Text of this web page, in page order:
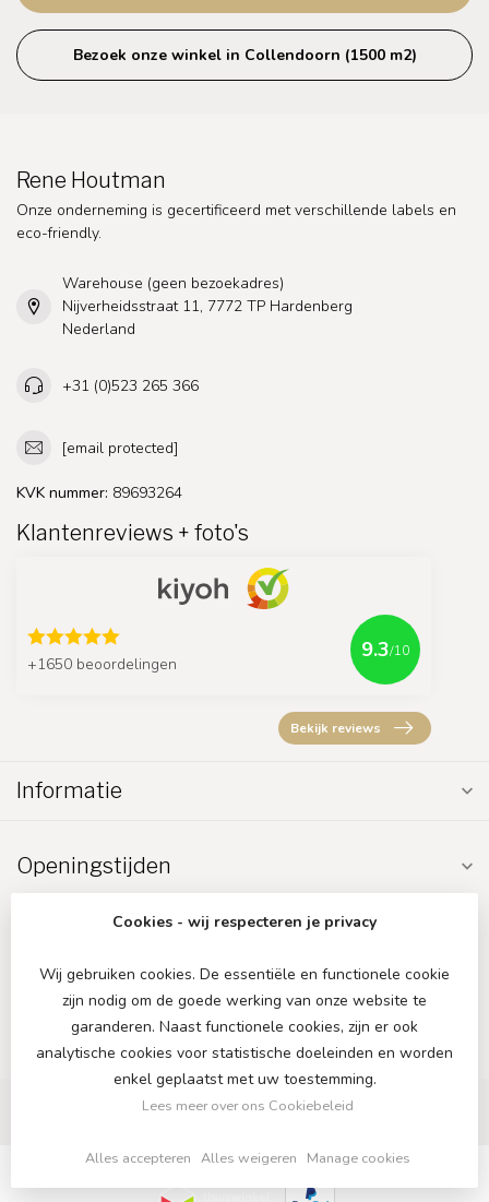
Bezoek onze winkel in Collendoorn (1500 m2)
Rene Houtman
Onze onderneming is gecertificeerd met verschillende labels en
eco-friendly.
Warehouse (geen bezoekadres)
Nijverheidsstraat 11, 7772 TP Hardenberg
Nederland
+31 (0)523 265 366
[email protected]
KVK nummer: 89693264
Klantenreviews + foto's
+1650 beoordelingen
9.3/10
Bekijk reviews
Informatie
Openingstijden
Cookies - wij respecteren je privacy
Wij gebruiken cookies. De essentiële en functionele cookie
zijn nodig om de goede werking van onze website te
garanderen. Naast functionele cookies, zijn er ook
analytische cookies voor statistische doeleinden en worden
enkel geplaatst met uw toestemming.
Lees meer over ons Cookiebeleid
Alles accepteren Alles weigeren Manage cookies